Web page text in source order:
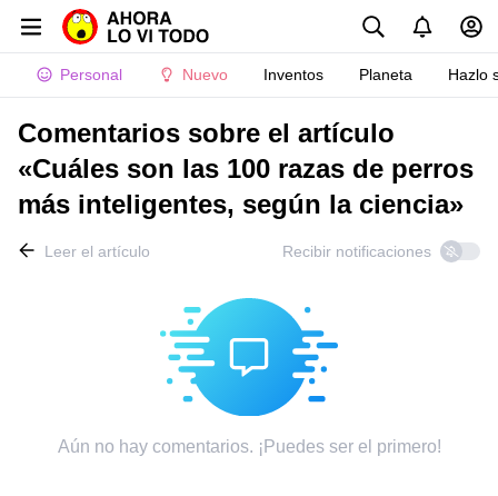
Personal Nuevo Inventos Planeta Hazlo
Comentarios sobre el artículo
«Cuáles son las 100 razas de perros
más inteligentes, según la ciencia»
Leer el artículo Recibir notificaciones
Aún no hay comentarios. ¡Puedes ser el primero!